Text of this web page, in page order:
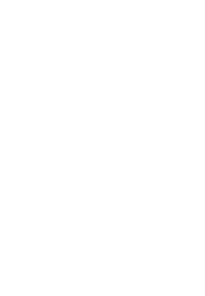
az elért felhasználókban
aminek a rendszerébe tartozik
méretesebb, mint a Microsoft
kivételével hasonló megoszlás
mással foglalkozni a Google-on
nincs akkora verseny a
a fizetett hirdetések is
is: míg a Google inkább a
addig a Microsoft
a technológia világában.
számodra, de jó tisztában